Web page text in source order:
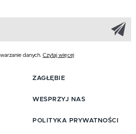
danych. Czytaj więcej
ZAGŁĘBIE
WESPRZYJ NAS
POLITYKA PRYWATNOŚCI